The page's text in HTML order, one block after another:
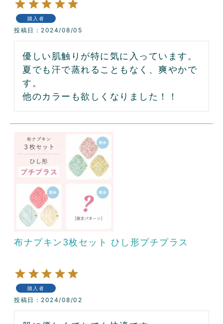
購入者
投稿日 2024/08/05
優しい肌触りが特に気に入っています。
夏でも汗で蒸れることもなく、爽やかで
す。
他のカラーも欲しくなりました！！
布ナプキン3枚セット ひし形プチプラス
購入者
投稿日 2024/08/02